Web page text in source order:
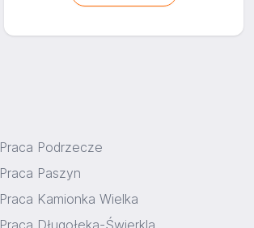
Praca Podrzecze
Praca Paszyn
Praca Kamionka Wielka
Praca Długołęka-Świerkla